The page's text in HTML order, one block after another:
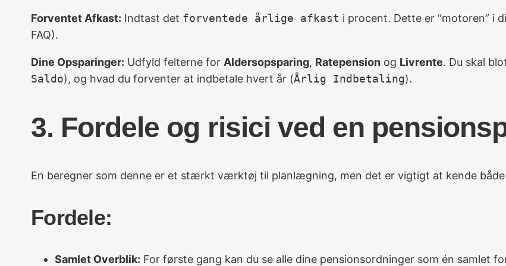
Forventet Afkast: Indtast det forventede årlige afkast i procent. Dette er “motoren” i
FAQ).
Dine Opsparinger: Udfyld felterne for Aldersopsparing, Ratepension og Livrente. Du skal
Saldo), og hvad du forventer at indbetale hvert år (Årlig Indbetaling).
3. Fordele og risici ved en
En beregner som denne er et stærkt værktøj til planlægning, men det er vigtigt at kende
Fordele:
Samlet Overblik: For første gang kan du se alle dine pensionsordninger som én samlet